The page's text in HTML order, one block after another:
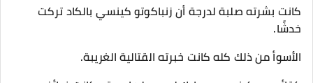
كانت بشرته صلبة لدرجة أن زنباكوتو كينسي بالكاد تركت
خدشًا.
الأسوأ من ذلك كله كانت خبرته القتالية الغريبة.